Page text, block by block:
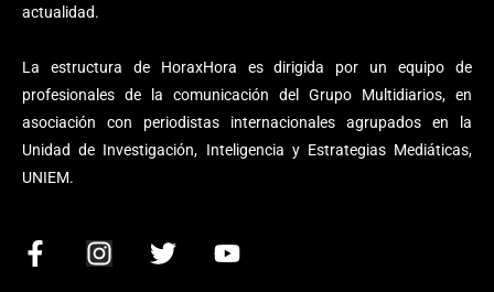
actualidad.
La estructura de HoraxHora es dirigida por un equipo de
profesionales de la comunicación del Grupo Multidiarios, en
asociación con periodistas internacionales agrupados en la
Unidad de Investigación, Inteligencia y Estrategias Mediáticas,
UNIEM.
F
I
T
Y